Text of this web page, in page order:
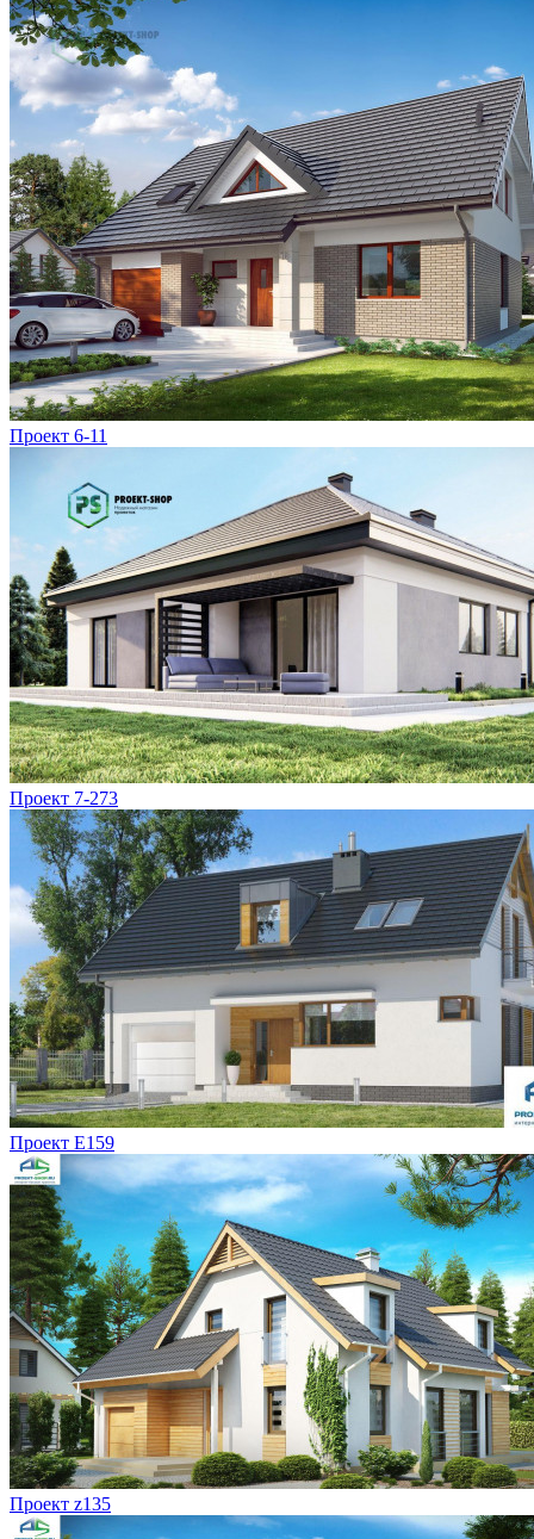
Проект 6-11
Проект 7-273
Проект E159
Проект z135